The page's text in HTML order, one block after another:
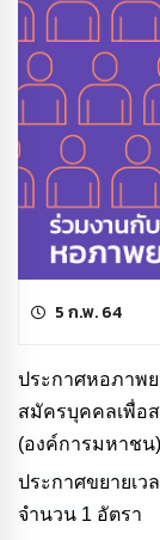
5 ก.พ. 64
ประกาศหอภาพย
สมัครบุคคลเพื่อ
(องค์การมหาชน)
ประกาศขยายเ
จำนวน 1 อัตรา